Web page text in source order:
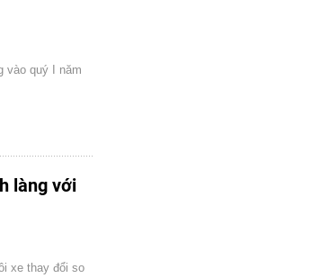
vào quý I năm
làng với
xe thay đổi so